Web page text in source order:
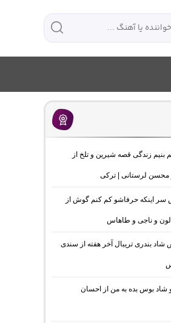
بنیم زندگی قصه شیرین و تلخ از
لرستانی | ترکی
سر اینکه حرفاشو کم کنم گوش از
و ناجی و طاهاس
شاد بندری تریبال آخر هفته از سندی
و شاد بوس بده به من از احسان